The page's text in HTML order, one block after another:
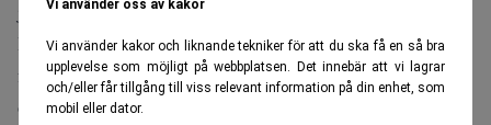
Vi använder oss av kakor
Vi använder kakor och liknande tekniker för att du ska få en så bra
upplevelse som möjligt på webbplatsen. Det innebär att vi lagrar
och/eller får tillgång till viss relevant information på din enhet, som
mobil eller dator.
januari 2017.
Hela området förvärvades 2012 av Carlyle som har tagit
fram nya detaljplaner som tillåter nybyggnad av bostäder
och konvertering av kontor till bostäder. Det finns en plan